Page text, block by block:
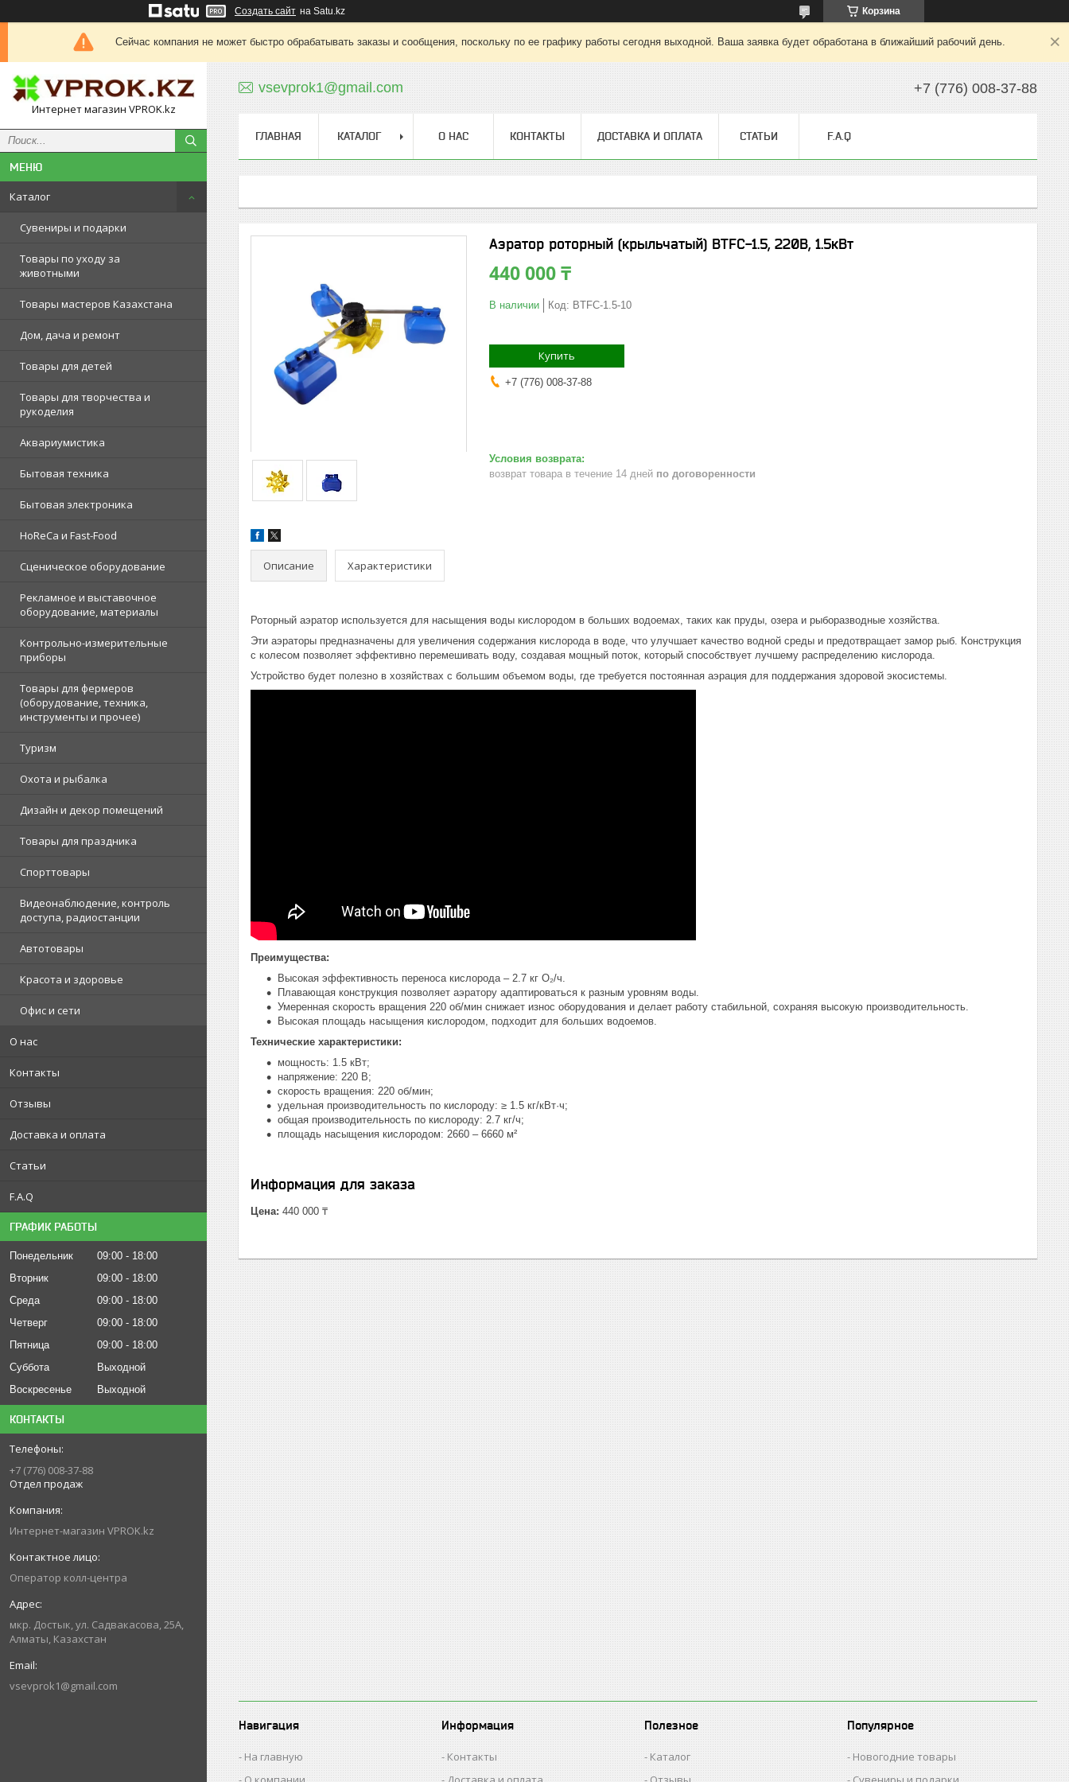
Создать сайт на Satu.kz Корзина
Сейчас компания не может быстро обрабатывать заказы и сообщения, поскольку по ее графику работы сегодня выходной. Ваша заявка будет обработана в ближайший рабочий день.
Интернет магазин VPROK.kz
Каталог
Сувениры и подарки
Товары по уходу за
животными
Товары мастеров Казахстана
Дом, дача и ремонт
Товары для детей
Товары для творчества и
рукоделия
Аквариумистика
Бытовая техника
Бытовая электроника
HoReCa и Fast-Food
Сценическое оборудование
Рекламное и выставочное
оборудование, материалы
Контрольно-измерительные
приборы
Товары для фермеров
(оборудование, техника,
инструменты и прочее)
Туризм
Охота и рыбалка
Дизайн и декор помещений
Товары для праздника
Спорттовары
Видеонаблюдение, контроль
доступа, радиостанции
Автотовары
Красота и здоровье
Офис и сети
О нас
Контакты
Отзывы
Доставка и оплата
Статьи
F.A.Q
ГРАФИК РАБОТЫ
Понедельник 09:00
18:00
Вторник
09:00
18:00
Среда
09:00
18:00
Четверг
09:00
18:00
Пятница
09:00
18:00
Суббота
Выходной
Воскресенье
Выходной
КОНТАКТЫ
+7 (776) 008-37-88
Отдел продаж
Интернет-магазин VPROK.kz
Оператор колл-центра
мкр. Достык, ул. Садвакасова, 25А,
Алматы, Казахстан
vsevprok1@gmail.com
vsevprok1@gmail.com +7 (776) 008-37-88
ГЛАВНАЯ КАТАЛОГ О НАС КОНТАКТЫ ДОСТАВКА И ОПЛАТА СТАТЬИ F.A.Q
Аэратор роторный (крыльчатый) BTFC-1.5, 220В, 1.5кВт
440 000 ₸
В наличии Код: BTFC-1.5-10
Купить
+7 (776) 008-37-88
возврат товара в течение 14 дней по договоренности
Описание Характеристики
Роторный аэратор используется для насыщения воды кислородом в больших водоемах, таких как пруды, озера и рыборазводные хозяйства.
Эти аэраторы предназначены для увеличения содержания кислорода в воде, что улучшает качество водной среды и предотвращает замор рыб. Конструкция
с колесом позволяет эффективно перемешивать воду, создавая мощный поток, который способствует лучшему распределению кислорода.
Устройство будет полезно в хозяйствах с большим объемом воды, где требуется постоянная аэрация для поддержания здоровой экосистемы.
Преимущества:
Высокая эффективность переноса кислорода – 2.7 кг O₂/ч.
Плавающая конструкция позволяет аэратору адаптироваться к разным уровням воды.
Умеренная скорость вращения 220 об/мин снижает износ оборудования и делает работу стабильной, сохраняя высокую производительность.
Высокая площадь насыщения кислородом, подходит для больших водоемов.
Технические характеристики:
мощность: 1.5 кВт;
напряжение: 220 В;
скорость вращения: 220 об/мин;
удельная производительность по кислороду: ≥ 1.5 кг/кВт·ч;
общая производительность по кислороду: 2.7 кг/ч;
площадь насыщения кислородом: 2660 – 6660 м²
Информация для заказа
Цена: 440 000 ₸
Навигация
На главную
Информация
Контакты
Полезное
Каталог
Популярное
Новогодние товары